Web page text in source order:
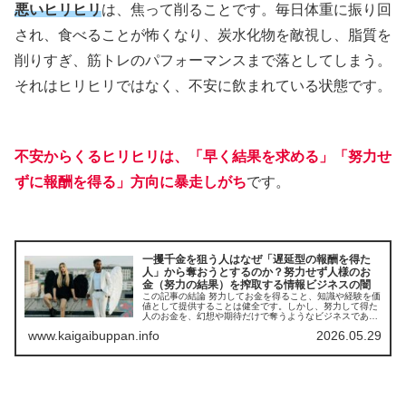
悪いヒリヒリは、焦って削ることです。毎日体重に振り回
され、食べることが怖くなり、炭水化物を敵視し、脂質を
削りすぎ、筋トレのパフォーマンスまで落としてしまう。
それはヒリヒリではなく、不安に飲まれている状態です。
不安からくるヒリヒリは、「早く結果を求める」「努力せ
ずに報酬を得る」方向に暴走しがちです。
一攫千金を狙う人はなぜ「遅延型の報酬を得た
人」から奪おうとするのか？努力せず人様のお
金（努力の結果）を搾取する情報ビジネスの闇
この記事の結論 努力してお金を得ること、知識や経験を価
値として提供することは健全です。しかし、努力して得た
人のお金を、幻想や期待だけで奪うようなビジネスであっ
重さを忘れないことが大切です。...
www.kaigaibuppan.info 2026.05.29